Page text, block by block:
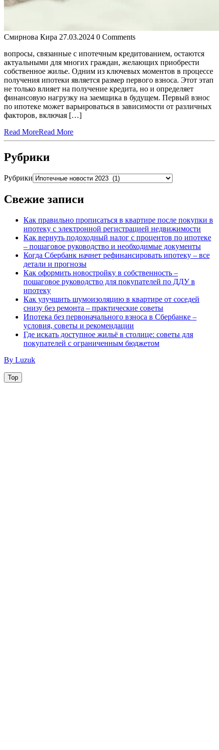
Смирнова Кира 27.03.2024 0 Comments
вопросы, связанные с ипотечным кредитованием, остаются
актуальными для многих граждан, желающих приобрести
собственное жилье. Одним из ключевых моментов в процессе
получения ипотеки является размер первого взноса. Этот этап
не только влияет на получение кредита, но и определяет
финансовую нагрузку на заемщика в будущем. Первый взнос
по ипотеке может варьироваться в зависимости от различных
факторов, включая […]
Read MoreRead More
Рубрики
Рубрики
Свежие записи
Как правильно прописаться в квартире после покупки в
ипотеку с электронной регистрацией недвижимости
Как вернуть подоходный налог с процентов по ипотеке
– пошаговое руководство и необходимые документы
Когда Сбербанк начнет рефинансировать ипотеку – все
детали и прогнозы
Как оформить новостройку в собственность –
пошаговое руководство для покупателей по ДДУ в
ипотеку
Как улучшить шумоизоляцию в квартире от соседей
снизу без ремонта – практические советы
Ипотека без первоначального взноса в Сбербанке –
условия, советы и рекомендации
Где искать доступное жильё в столице: советы для
покупателей с ограниченным бюджетом
By Luzuk
Top